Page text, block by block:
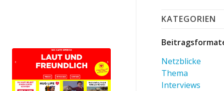
KATEGORIEN
Netzblicke
Thema
Interviews